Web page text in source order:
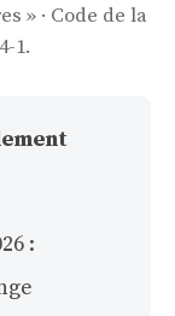
» · Code de la
1.
: